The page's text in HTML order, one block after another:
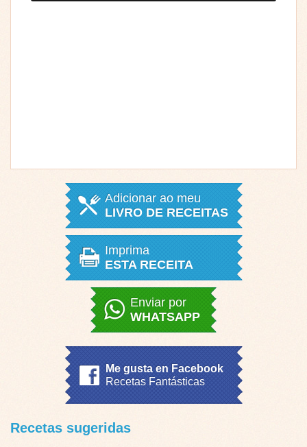
Adicionar ao meu
LIVRO DE RECEITAS
Imprima
ESTA RECEITA
Enviar por
WHATSAPP
Me gusta en Facebook
Recetas Fantásticas
Recetas sugeridas